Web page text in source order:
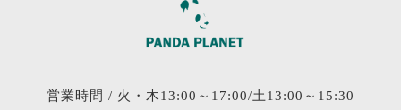
営業時間 / 火・木13:00～17:00/土13:00～15:30